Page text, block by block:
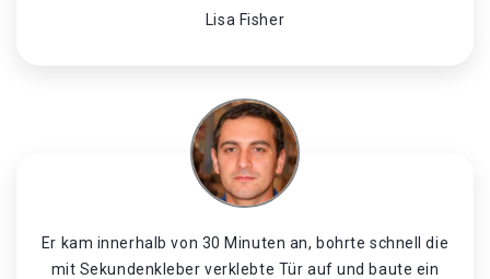
Lisa Fisher
Er kam innerhalb von 30 Minuten an, bohrte schnell die
mit Sekundenkleber verklebte Tür auf und baute ein